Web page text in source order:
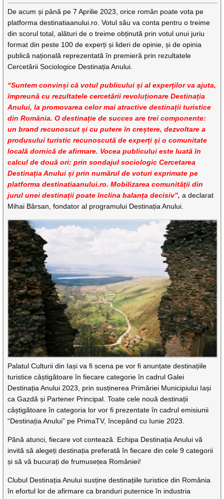
De acum și până pe 7 Aprilie 2023, orice român poate vota pe
platforma destinatiaanului.ro. Votul său va conta pentru o treime
din scorul total, alături de o treime obținută prin votul unui juriu
format din peste 100 de experți și lideri de opinie, și de opinia
publică națională reprezentată în premieră prin rezultatele
Cercetării Sociologice Destinația Anului.
“Suntem convinși că votul publicului și al experților va ajuta,
împreună cu rezultatele cercetării revoluționare Destinația
Anului, la promovarea celor mai atractive destinații turistice
din România. O destinație de succes are trei componente:
un brand recunoscut și cu putere în creștere, dezvoltare a
produsului turistic recunoscută de experți și o comunitate
locală dornică de afirmare. Vocea publicului este luată în
calcul de două ori: prin sondajul sociologic Cercetarea
Destinația Anului și prin numărul de voturi exprimate pe
platforma destinatiaanului.ro. Mobilizarea comunității din
jurul unei destinații poate înclina balanța decisiv”, a declarat
Mihai Bârsan, fondator al programului Destinația Anului.
Palatul Culturii din Iași va fi scena pe vor fi anunțate destinațiile
turistice câștigătoare în fiecare categorie în cadrul Galei
Destinația Anului 2023, prin susținerea Primăriei Municipiului Iași
ca Gazdă și Partener Principal. Toate cele nouă destinații
câștigătoare în categoria lor vor fi prezentate în cadrul emisiunii
“Destinația Anului” pe PrimaTV, începând cu Iunie 2023.
Până atunci, fiecare vot contează. Echipa Destinația Anului vă
invită să alegeți destinația preferată în fiecare din cele 9 categorii
și să vă bucurați de frumusețea României!
Clubul Destinația Anului susține destinațiile turistice din România
în efortul lor de afirmare ca branduri puternice în industria